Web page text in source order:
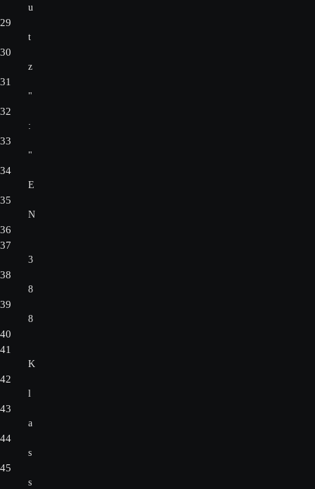
u
29
t
30
z
31
"
32
:
33
"
34
E
35
N
36
37
3
38
8
39
8
40
41
K
42
l
43
a
44
s
45
s